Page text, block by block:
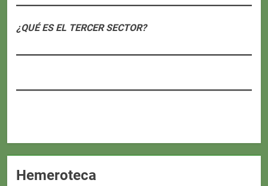
¿QUÉ ES EL TERCER SECTOR?
Hemeroteca